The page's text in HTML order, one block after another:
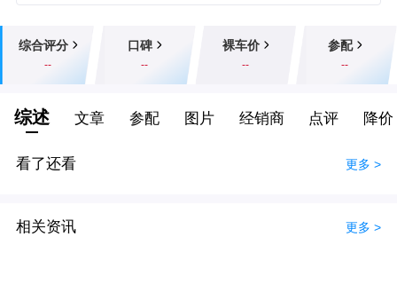
综合评分
--
口碑
--
裸车价
--
参配
--
综述 文章 参配 图片 经销商 点评 降价
看了还看 更多 >
相关资讯 更多 >